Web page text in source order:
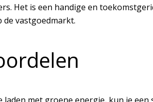
Het is een handige en
vastgoedmarkt.